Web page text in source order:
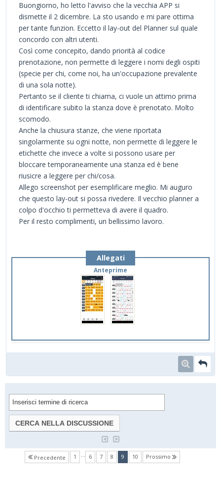
Buongiorno, ho letto l'avviso che la vecchia APP si
dismette il 2 dicembre. La sto usando e mi pare ottima
per tante funzion. Eccetto il lay-out del Planner sul quale
concordo con altri utenti.
Così come concepito, dando priorità al codice
prenotazione, non permette di leggere i nomi degli ospiti
(specie per chi, come noi, ha un'occupazione prevalente
di una sola notte).
Pertanto se il cliente ti chiama, ci vuole un attimo prima
di identificare subito la stanza dove è prenotato. Molto
scomodo.
Anche la chiusura stanze, che viene riportata
singolarmente su ogni notte, non permette di leggere le
etichette che invece a volte si possono usare per
bloccare temporaneamente una stanza ed è bene
riusicre a leggere per chi/cosa.
Allego screenshot per esemplificare meglio. Mi auguro
che questo lay-out si possa rivedere. Il vecchio planner a
colpo d'occhio ti permetteva di avere il quadro.
Per il resto complimenti, un bellissimo lavoro.
Allegati
Anteprime
Precedente 1 … 6 7 8 9(current)
10 Prossimo